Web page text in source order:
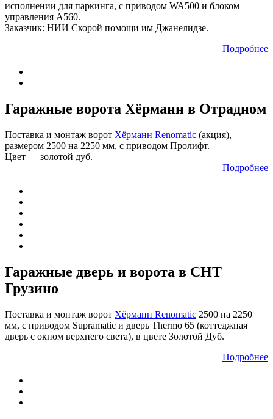
исполнении для паркинга, с приводом WA500 и блоком
управления A560.
Заказчик: НИИ Скорой помощи им Джанелидзе.
Подробнее
Гаражные ворота Хёрманн в Отрадном
Поставка и монтаж ворот Хёрманн Renomatic (акция),
размером 2500 на 2250 мм, с приводом Пролифт.
Цвет — золотой дуб.
Подробнее
Гаражные дверь и ворота в СНТ
Грузино
Поставка и монтаж ворот Хёрманн Renomatic 2500 на 2250
мм, с приводом Supramatic и дверь Thermo 65 (коттеджная
дверь с окном верхнего света), в цвете Золотой Дуб.
Подробнее